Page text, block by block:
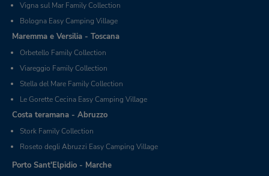
Vigna sul Mar Family Collection
Bologna Easy Camping Village
Maremma e Versilia - Toscana
Orbetello Family Collection
Viareggio Family Collection
Stella del Mare Family Collection
Le Gorette Cecina Easy Camping Village
Costa teramana - Abruzzo
Stork Family Collection
Roseto degli Abruzzi Easy Camping Village
Porto Sant'Elpidio - Marche